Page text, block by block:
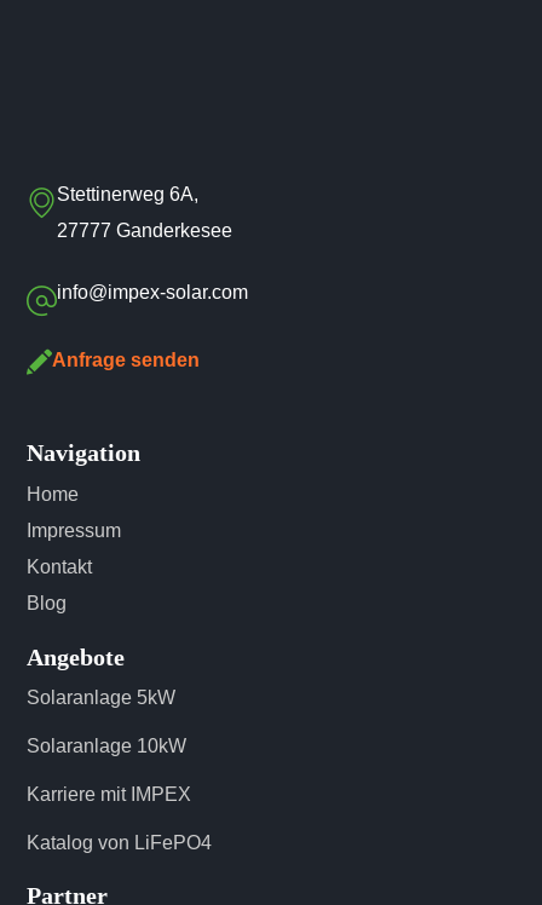
Stettinerweg 6A,
27777 Ganderkesee
info@impex-solar.com
Anfrage senden
Navigation
Home
Impressum
Kontakt
Blog
Angebote
Solaranlage 5kW
Solaranlage 10kW
Karriere mit IMPEX
Katalog von LiFePO4
Partner